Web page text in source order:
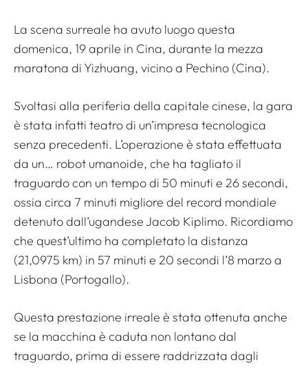
La scena surreale ha avuto luogo questa
domenica, 19 aprile in Cina, durante la mezza
maratona di Yizhuang, vicino a Pechino (Cina).
Svoltasi alla periferia della capitale cinese, la gara
è stata infatti teatro di un’impresa tecnologica
senza precedenti. L’operazione è stata effettuata
da un… robot umanoide, che ha tagliato il
traguardo con un tempo di 50 minuti e 26 secondi,
ossia circa 7 minuti migliore del record mondiale
detenuto dall’ugandese Jacob Kiplimo. Ricordiamo
che quest’ultimo ha completato la distanza
(21,0975 km) in 57 minuti e 20 secondi l’8 marzo a
Lisbona (Portogallo).
Questa prestazione irreale è stata ottenuta anche
se la macchina è caduta non lontano dal
traguardo, prima di essere raddrizzata dagli